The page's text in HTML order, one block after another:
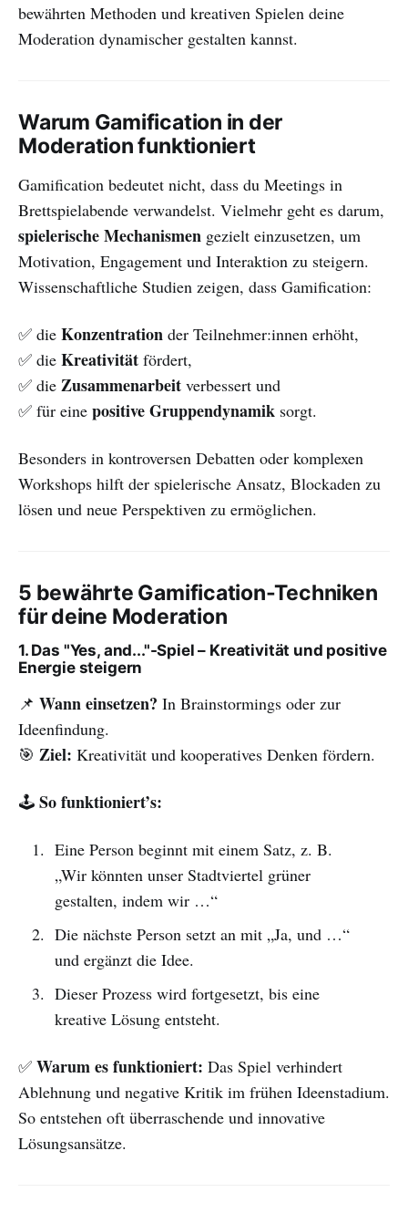
bewährten Methoden und kreativen Spielen deine
Moderation dynamischer gestalten kannst.
Warum Gamification in der
Moderation funktioniert
Gamification bedeutet nicht, dass du Meetings in
Brettspielabende verwandelst. Vielmehr geht es darum,
spielerische Mechanismen gezielt einzusetzen, um
Motivation, Engagement und Interaktion zu steigern.
Wissenschaftliche Studien zeigen, dass Gamification:
✅ die Konzentration der Teilnehmer:innen erhöht,
✅ die Kreativität fördert,
✅ die Zusammenarbeit verbessert und
✅ für eine positive Gruppendynamik sorgt.
Besonders in kontroversen Debatten oder komplexen
Workshops hilft der spielerische Ansatz, Blockaden zu
lösen und neue Perspektiven zu ermöglichen.
5 bewährte Gamification-Techniken
für deine Moderation
1. Das "Yes, and..."-Spiel – Kreativität und positive
Energie steigern
📌 Wann einsetzen? In Brainstormings oder zur
Ideenfindung.
🎯 Ziel: Kreativität und kooperatives Denken fördern.
🕹 So funktioniert’s:
Eine Person beginnt mit einem Satz, z. B.
„Wir könnten unser Stadtviertel grüner
gestalten, indem wir …“
Die nächste Person setzt an mit „Ja, und …“
und ergänzt die Idee.
Dieser Prozess wird fortgesetzt, bis eine
kreative Lösung entsteht.
✅ Warum es funktioniert: Das Spiel verhindert
Ablehnung und negative Kritik im frühen Ideenstadium.
So entstehen oft überraschende und innovative
Lösungsansätze.